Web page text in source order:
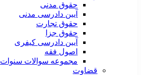
حقوق مدنی
آیین دادرسی مدنی
حقوق تجارت
حقوق جزا
آیین دادرسی کیفری
اصول فقه
مجموعه سوالات سنوات
قضاوت